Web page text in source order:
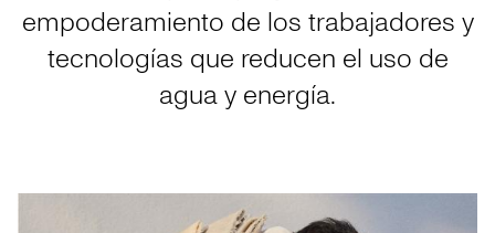
empoderamiento de los trabajadores y
tecnologías que reducen el uso de
agua y energía.